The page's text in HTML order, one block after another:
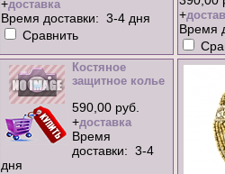
+доставка
Время доставки: 3-4 дня
Сравнить
+
Время
Костяное
защитное колье
590,00 руб.
+доставка
Время
доставки: 3-4
дня